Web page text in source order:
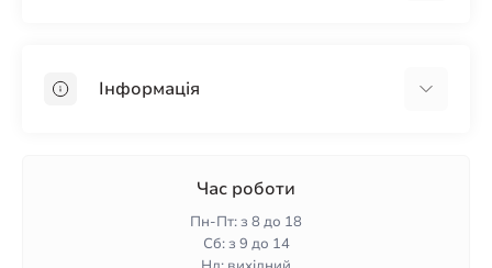
ПінопластІнформація
Гарантія та повернення
Час роботи
Пн-Пт: з 8 до 18
Сб: з 9 до 14